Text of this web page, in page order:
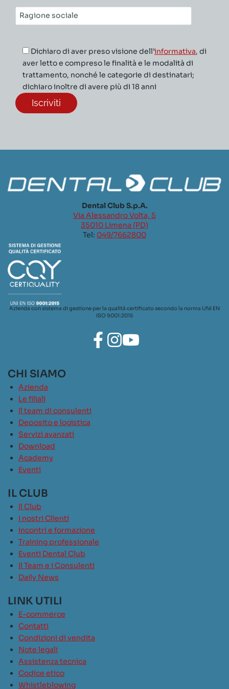
Ragione
sociale*
Dichiaro di aver preso visione dell’informativa, di
aver letto e compreso le finalità e le modalità di
trattamento, nonché le categorie di destinatari;
dichiaro inoltre di avere più di 18 anni
Dental Club S.p.A.
Via Alessandro Volta, 5
35010 Limena (PD)
Tel: 049/7662800
Azienda con sistema di gestione per la qualità certificato secondo la norma UNI EN
ISO 9001:2015
CHI SIAMO
Azienda
Le filiali
Il team di consulenti
Deposito e logistica
Servizi avanzati
Download
Academy
Eventi
IL CLUB
Il Club
I nostri Clienti
Incontri e formazione
Training professionale
Eventi Dental Club
Il Team e i Consulenti
Daily News
LINK UTILI
E-commerce
Contatti
Condizioni di vendita
Note legali
Assistenza tecnica
Codice etico
Whistleblowing